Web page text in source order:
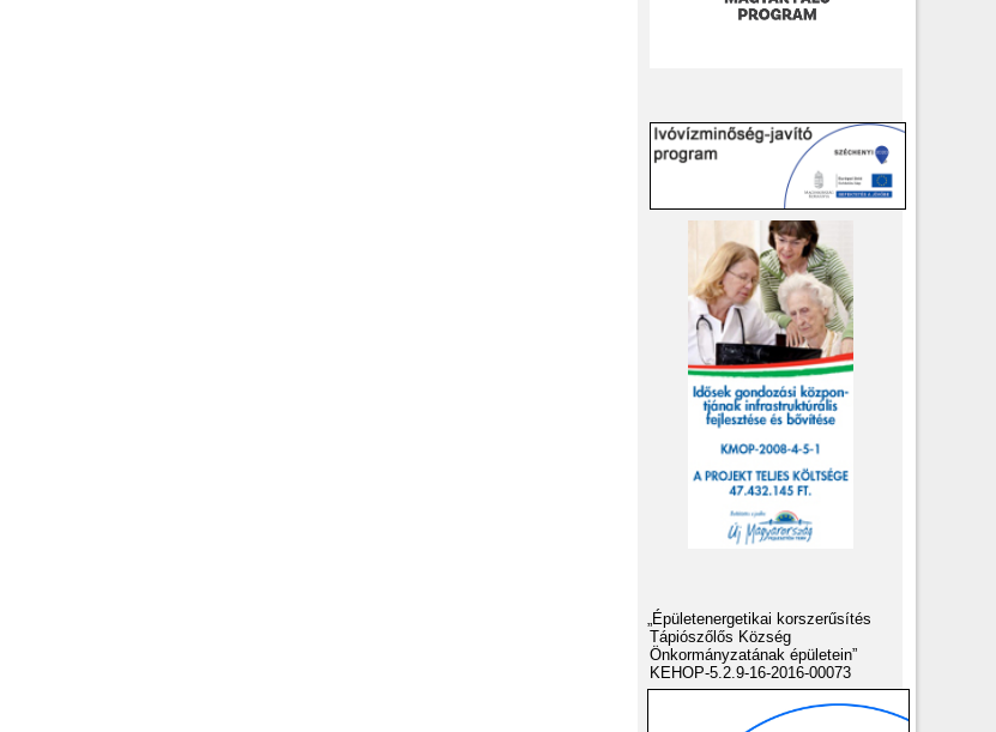
„Épületenergetikai korszerűsítés
Tápiószőlős Község
Önkormányzatának épületein”
KEHOP-5.2.9-16-2016-00073